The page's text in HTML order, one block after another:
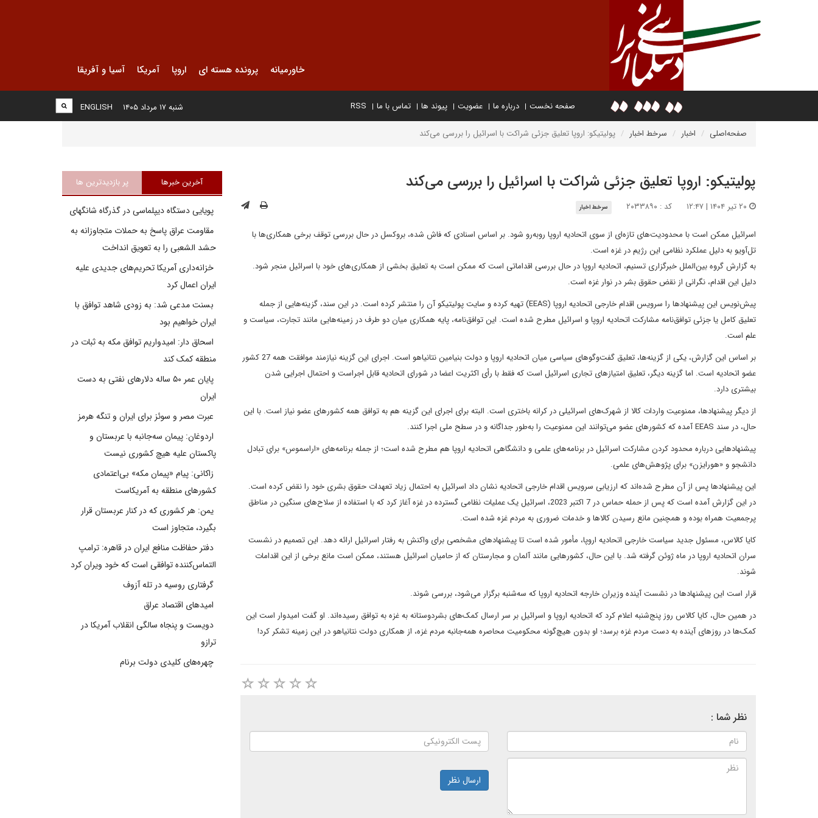
خاورمیانه پرونده هسته ای اروپا آمریکا آسیا و آفریقا
صفحه نخست درباره ما عضویت پیوند ها تماس با ما RSS
ENGLISH شنبه ۱۷ مرداد ۱۴۰۵
صفحه‌اصلی اخبار سرخط اخبار پولیتیکو: اروپا تعلیق جزئی شراکت با اسرائیل را بررسی می‌کند
پولیتیکو: اروپا تعلیق جزئی شراکت با اسرائیل را بررسی می‌کند
کد : ۲۰۳۳۸۹۰ سرخط اخبار
اسرائیل ممکن است با محدودیت‌های تازه‌ای از سوی اتحادیه اروپا روبه‌رو شود. بر اساس اسنادی که فاش شده، بروکسل در حال بررسی توقف برخی همکاری‌ها با
تل‌آویو به دلیل عملکرد نظامی این رژیم در غزه است.
به گزارش گروه بین‌الملل خبرگزاری تسنیم، اتحادیه اروپا در حال بررسی اقداماتی است که ممکن است به تعلیق بخشی از همکاری‌های خود با اسرائیل منجر شود.
دلیل این اقدام، نگرانی از نقض حقوق بشر در نوار غزه است.
پیش‌نویس این پیشنهادها را سرویس اقدام خارجی اتحادیه اروپا (EEAS) تهیه کرده و سایت پولیتیکو آن را منتشر کرده است. در این سند، گزینه‌هایی از جمله
تعلیق کامل یا جزئی توافق‌نامه مشارکت اتحادیه اروپا و اسرائیل مطرح شده است. این توافق‌نامه، پایه همکاری میان دو طرف در زمینه‌هایی مانند تجارت، سیاست و
علم است.
بر اساس این گزارش، یکی از گزینه‌ها، تعلیق گفت‌وگوهای سیاسی میان اتحادیه اروپا و دولت بنیامین نتانیاهو است. اجرای این گزینه نیازمند موافقت همه 27 کشور
عضو اتحادیه است. اما گزینه دیگر، تعلیق امتیازهای تجاری اسرائیل است که فقط با رأی اکثریت اعضا در شورای اتحادیه قابل اجراست و احتمال اجرایی شدن
بیشتری دارد.
از دیگر پیشنهادها، ممنوعیت واردات کالا از شهرک‌های اسرائیلی در کرانه باختری است. البته برای اجرای این گزینه هم به توافق همه کشورهای عضو نیاز است. با این
حال، در سند EEAS آمده که کشورهای عضو می‌توانند این ممنوعیت را به‌طور جداگانه و در سطح ملی اجرا کنند.
پیشنهادهایی درباره محدود کردن مشارکت اسرائیل در برنامه‌های علمی و دانشگاهی اتحادیه اروپا هم مطرح شده است؛ از جمله برنامه‌های «اراسموس» برای تبادل
دانشجو و «هورایزن» برای پژوهش‌های علمی.
این پیشنهادها پس از آن مطرح شده‌اند که ارزیابی سرویس اقدام خارجی اتحادیه نشان داد اسرائیل به احتمال زیاد تعهدات حقوق بشری خود را نقض کرده است.
در این گزارش آمده است که پس از حمله حماس در 7 اکتبر 2023، اسرائیل یک عملیات نظامی گسترده در غزه آغاز کرد که با استفاده از سلاح‌های سنگین در مناطق
پرجمعیت همراه بوده و همچنین مانع رسیدن کالاها و خدمات ضروری به مردم غزه شده است.
کایا کالاس، مسئول جدید سیاست خارجی اتحادیه اروپا، مأمور شده است تا پیشنهادهای مشخصی برای واکنش به رفتار اسرائیل ارائه دهد. این تصمیم در نشست
سران اتحادیه اروپا در ماه ژوئن گرفته شد. با این حال، کشورهایی مانند آلمان و مجارستان که از حامیان اسرائیل هستند، ممکن است مانع برخی از این اقدامات
شوند.
قرار است این پیشنهادها در نشست آینده وزیران خارجه اتحادیه اروپا که سه‌شنبه برگزار می‌شود، بررسی شوند.
در همین حال، کایا کالاس روز پنج‌شنبه اعلام کرد که اتحادیه اروپا و اسرائیل بر سر ارسال کمک‌های بشردوستانه به غزه به توافق رسیده‌اند. او گفت امیدوار است این
کمک‌ها در روزهای آینده به دست مردم غزه برسد؛ او بدون هیچ‌گونه محکومیت محاصره همه‌جانبه مردم غزه، از همکاری دولت نتانیاهو در این زمینه تشکر کرد!
نظر شما :
ارسال نظر
آخرین خبرها پر بازدیدترین ها
پویایی دستگاه دیپلماسی در گذرگاه شانگهای
مقاومت عراق پاسخ به حملات متجاوزانه به
حشد الشعبی را به تعویق انداخت
خزانه‌داری آمریکا تحریم‌های جدیدی علیه
ایران اعمال کرد
بسنت مدعی شد: به زودی شاهد توافق با
ایران خواهیم بود
اسحاق دار: امیدواریم توافق مکه به ثبات در
منطقه کمک کند
پایان عمر ۵۰ ساله دلارهای نفتی به دست
ایران
عبرت مصر و سوئز برای ایران و تنگه هرمز
اردوغان: پیمان سه‌جانبه با عربستان و
پاکستان علیه هیچ کشوری نیست
زاکانی: پیام «پیمان مکه» بی‌اعتمادی
کشورهای منطقه به آمریکاست
یمن: هر کشوری که در کنار عربستان قرار
بگیرد، متجاوز است
دفتر حفاظت منافع ایران در قاهره: ترامپ
التماس‌کننده توافقی است که خود ویران کرد
گرفتاری روسیه در تله آزوف
امیدهای اقتصاد عراق
دویست و پنجاه سالگی انقلاب آمریکا در
ترازو
چهره‌های کلیدی دولت برنام